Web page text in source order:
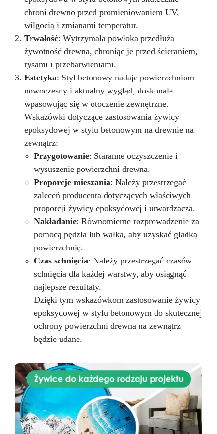
bezproblemowy.
Masz pytania? Jako
producent oferujemy profesjonalne wsparcie: w
przypadku pytań skontaktuj się z naszym
dedykowanym zespołem wsparcia, aby uzyskać
pomoc i porady. Przezroczysta Żywica
Epoksydowa ICRYSTAL jest idealna do
Twórczości i Rękodzieła: Odlewów żywicznych
od 1 mm do 2 cm grubości (możliwe jest
tworzenie wielu warstw) Odlewów w formach
silikonowych (biżuteria, podstawki, tace)
Odlewania przedmiotów i materiałów (monety,
kamienie, muszle, korki itp.) Meblarstwa i
stolarstwa (stoły drewno-żywiczne itp.) Dzieł
sztuki, podłóg i powłok ochronnych Impregnacji
włókna szklanego i węglowego (naprawy,
powłoki ochronne)
Przekształć swoje
pomysły w rzeczywistość – Rób rzemiosło z
Żywicą ICRYSTAL! Kup Teraz i Zanurz Się w
Świat Kreatywności!
chroni drewno przed promieniowaniem UV,
wilgocią i zmianami temperatur.
Trwałość: Wytrzymała powłoka przedłuża
żywotność drewna, chroniąc je przed ścieraniem,
rysami i przebarwieniami.
Estetyka: Styl betonowy nadaje powierzchniom
nowoczesny i aktualny wygląd, doskonale
wpasowując się w otoczenie zewnętrzne.
Wskazówki dotyczące zastosowania żywicy
epoksydowej w stylu betonowym na drewnie na
zewnątrz:
Przygotowanie: Staranne oczyszczenie i
wysuszenie powierzchni drewna.
Proporcje mieszania: Należy przestrzegać
zaleceń producenta dotyczących właściwych
proporcji żywicy epoksydowej i utwardzacza.
Nakładanie: Równomierne rozprowadzenie za
pomocą pędzla lub wałka, aby uzyskać gładką
powierzchnię.
Czas schnięcia: Należy przestrzegać czasów
schnięcia dla każdej warstwy, aby osiągnąć
najlepsze rezultaty.
Dzięki tym wskazówkom zastosowanie żywicy
epoksydowej w stylu betonowym do skutecznej
ochrony powierzchni drewna na zewnątrz
będzie udane.